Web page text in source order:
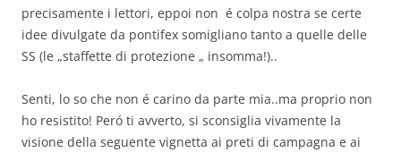
precisamente i lettori, eppoi non é colpa nostra se certe
idee divulgate da pontifex somigliano tanto a quelle delle
SS (le „staffette di protezione „ insomma!)..
Senti, lo so che non é carino da parte mia..ma proprio non
ho resistito! Peró ti avverto, si sconsiglia vivamente la
visione della seguente vignetta ai preti di campagna e ai